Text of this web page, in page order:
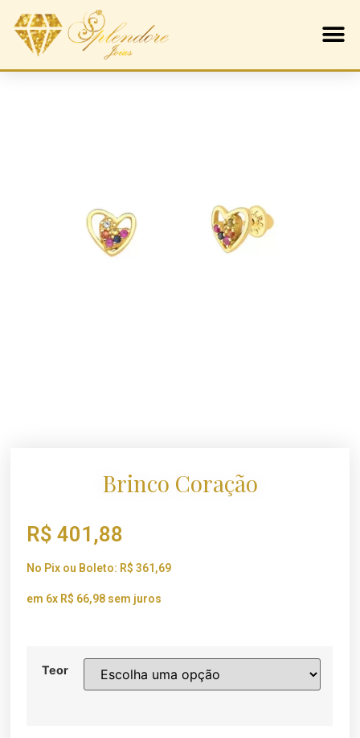
Brinco Coração
R$ 401,88
No Pix ou Boleto: R$ 361,69
em 6x R$ 66,98 sem juros
Teor